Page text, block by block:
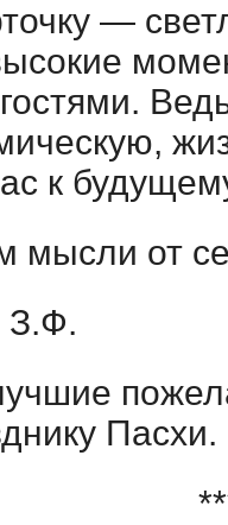
—
к
мысли от
З.Ф.
Пасхи.